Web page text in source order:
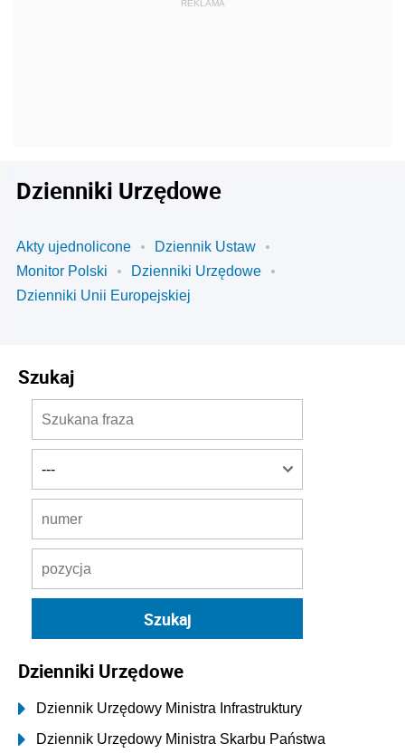
Dzienniki Urzędowe
Akty ujednolicone
Dziennik Ustaw
Monitor Polski
Dzienniki Urzędowe
Dzienniki Unii Europejskiej
Szukaj
Dzienniki Urzędowe
Dziennik Urzędowy Ministra Infrastruktury
Dziennik Urzędowy Ministra Skarbu Państwa